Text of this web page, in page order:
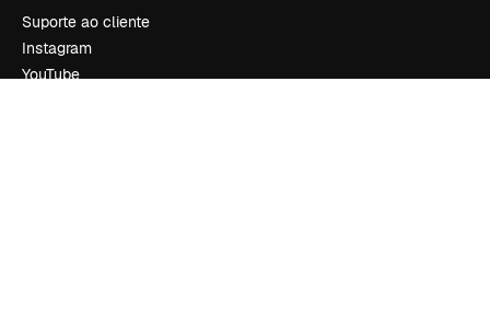
Suporte ao cliente
Instagram
YouTube